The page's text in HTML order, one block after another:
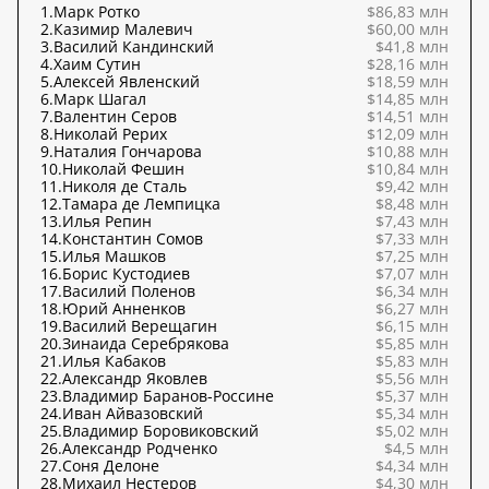
1.Марк Ротко
$86,83 млн
2.Казимир Малевич
$60,00 млн
3.Василий Кандинский
$41,8 млн
4.Хаим Сутин
$28,16 млн
5.Алексей Явленский
$18,59 млн
6.Марк Шагал
$14,85 млн
7.Валентин Серов
$14,51 млн
8.Николай Рерих
$12,09 млн
9.Наталия Гончарова
$10,88 млн
10.Николай Фешин
$10,84 млн
11.Николя де Сталь
$9,42 млн
12.Тамара де Лемпицка
$8,48 млн
13.Илья Репин
$7,43 млн
14.Константин Сомов
$7,33 млн
15.Илья Машков
$7,25 млн
16.Борис Кустодиев
$7,07 млн
17.Василий Поленов
$6,34 млн
18.Юрий Анненков
$6,27 млн
19.Василий Верещагин
$6,15 млн
20.Зинаида Серебрякова
$5,85 млн
21.Илья Кабаков
$5,83 млн
22.Александр Яковлев
$5,56 млн
23.Владимир Баранов-Россине
$5,37 млн
24.Иван Айвазовский
$5,34 млн
25.Владимир Боровиковский
$5,02 млн
26.Александр Родченко
$4,5 млн
27.Соня Делоне
$4,34 млн
28.Михаил Нестеров $4,30 млн